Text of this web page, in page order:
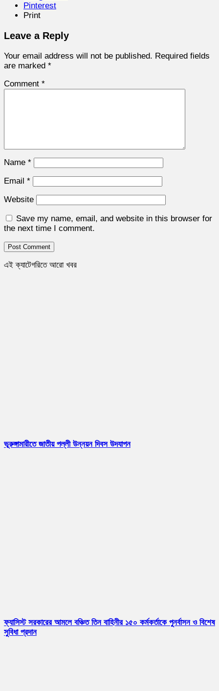
Pinterest
Print
Leave a Reply
Your email address will not be published. Required fields
are marked *
Comment *
Name *
Email *
Website
Save my name, email, and website in this browser for
the next time I comment.
এই ক্যাটেগরিতে আরো খবর
ভূরুঙ্গামারীতে জাতীয় পল্লী উন্নয়ন দিবস উদযাপন
ফ্যাসিস্ট সরকারের আমলে বঞ্চিত তিন বাহিনীর ১৫০ কর্মকর্তাকে পুনর্বাসন ও বিশেষ
সুবিধা প্রদান